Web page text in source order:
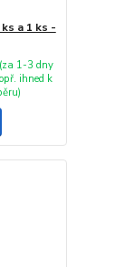
a 1 ks -
1-3 dny
ihned k